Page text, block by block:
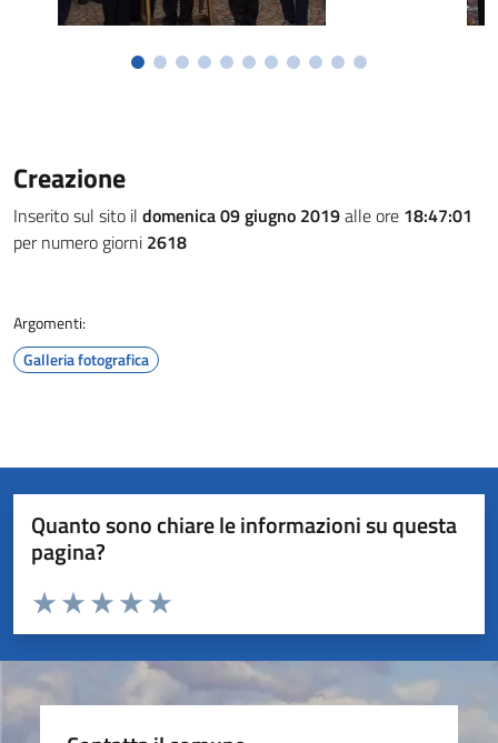
Creazione
Inserito sul sito il domenica 09 giugno 2019alle ore 18:47:01
per numero giorni 2618
Argomenti:
Galleria fotografica
Quanto sono chiare le informazioni su questa
pagina?
Valuta da 1 a 5 stelle la pagina
Valuta 5 stelle su 5
Valuta 4 stelle su 5
Valuta 3 stelle su 5
Valuta 2 stelle su 5
Valuta 1 stelle su 5